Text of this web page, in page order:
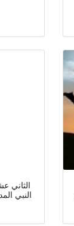
الثاني
النبي